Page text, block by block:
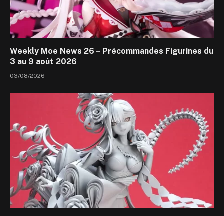
Weekly Moe News 26 – Précommandes Figurines du
3 au 9 août 2026
03/08/2026